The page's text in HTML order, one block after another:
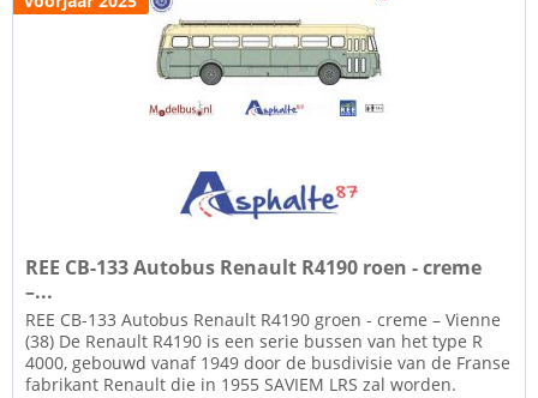
REE CB-133 Autobus Renault R4190 roen - creme
–...
REE CB-133 Autobus Renault R4190 groen - creme – Vienne
(38) De Renault R4190 is een serie bussen van het type R
4000, gebouwd vanaf 1949 door de busdivisie van de Franse
fabrikant Renault die in 1955 SAVIEM LRS zal worden.